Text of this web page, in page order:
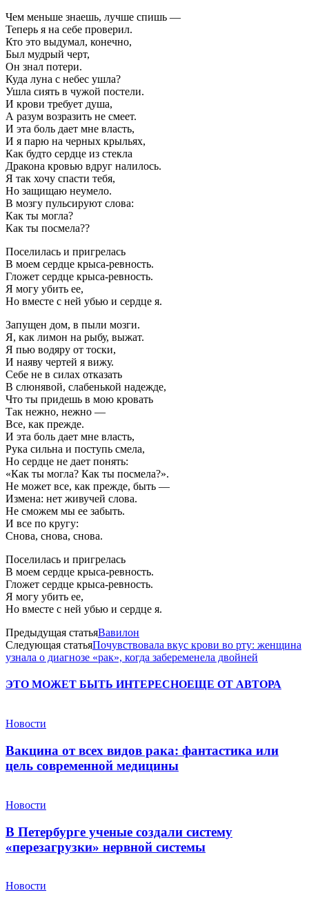
Чем меньше знаешь, лучше спишь —
Теперь я на себе проверил.
Кто это выдумал, конечно,
Был мудрый черт,
Он знал потери.
Куда луна с небес ушла?
Ушла сиять в чужой постели.
И крови требует душа,
А разум возразить не смеет.
И эта боль дает мне власть,
И я парю на черных крыльях,
Как будто сердце из стекла
Дракона кровью вдруг налилось.
Я так хочу спасти тебя,
Но защищаю неумело.
В мозгу пульсируют слова:
Как ты могла?
Как ты посмела??
Поселилась и пригрелась
В моем сердце крыса-ревность.
Гложет сердце крыса-ревность.
Я могу убить ее,
Но вместе с ней убью и сердце я.
Запущен дом, в пыли мозги.
Я, как лимон на рыбу, выжат.
Я пью водяру от тоски,
И наяву чертей я вижу.
Себе не в силах отказать
В слюнявой, слабенькой надежде,
Что ты придешь в мою кровать
Так нежно, нежно —
Все, как прежде.
И эта боль дает мне власть,
Рука сильна и поступь смела,
Но сердце не дает понять:
«Как ты могла? Как ты посмела?».
Не может все, как прежде, быть —
Измена: нет живучей слова.
Не сможем мы ее забыть.
И все по кругу:
Снова, снова, снова.
Поселилась и пригрелась
В моем сердце крыса-ревность.
Гложет сердце крыса-ревность.
Я могу убить ее,
Но вместе с ней убью и сердце я.
Предыдущая статьяВавилон
Следующая статьяПочувствовала вкус крови во рту: женщина
узнала о диагнозе «рак», когда забеременела двойней
ЭТО МОЖЕТ БЫТЬ ИНТЕРЕСНОЕЩЕ ОТ АВТОРА
Новости
Вакцина от всех видов рака: фантастика или
цель современной медицины
Новости
В Петербурге ученые создали систему
«перезагрузки» нервной системы
Новости